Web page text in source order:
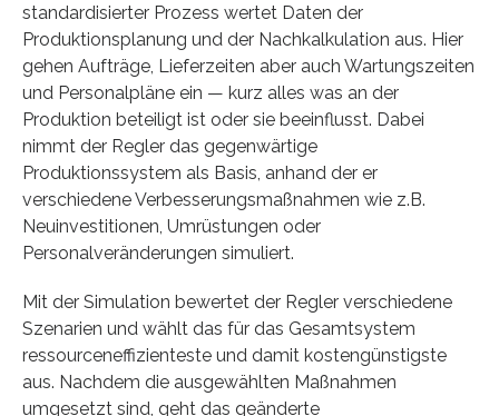
standardisierter Prozess wertet Daten der
Produktionsplanung und der Nachkalkulation aus. Hier
gehen Aufträge, Lieferzeiten aber auch Wartungszeiten
und Personalpläne ein — kurz alles was an der
Produktion beteiligt ist oder sie beeinflusst. Dabei
nimmt der Regler das gegenwärtige
Produktionssystem als Basis, anhand der er
verschiedene Verbesserungsmaßnahmen wie z.B.
Neuinvestitionen, Umrüstungen oder
Personalveränderungen simuliert.
Mit der Simulation bewertet der Regler verschiedene
Szenarien und wählt das für das Gesamtsystem
ressourceneffizienteste und damit kostengünstigste
aus. Nachdem die ausgewählten Maßnahmen
umgesetzt sind, geht das geänderte